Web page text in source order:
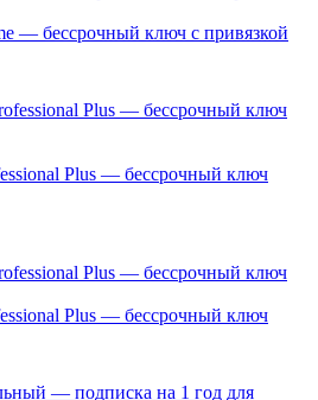
— бессрочный ключ с привязкой
Plus — бессрочный ключ
Plus — бессрочный ключ